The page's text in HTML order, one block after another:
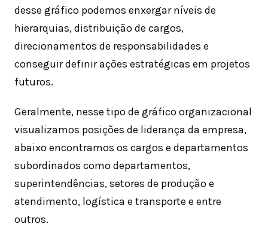
desse gráfico podemos enxergar níveis de
hierarquias, distribuição de cargos,
direcionamentos de responsabilidades e
conseguir definir ações estratégicas em projetos
futuros.
Geralmente, nesse tipo de gráfico organizacional
visualizamos posições de liderança da empresa,
abaixo encontramos os cargos e departamentos
subordinados como departamentos,
superintendências, setores de produção e
atendimento, logística e transporte e entre
outros.